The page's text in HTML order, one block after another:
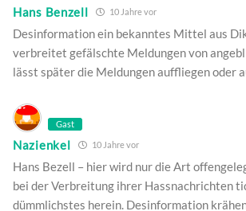
Hans Benzell 10 Jahre vor
Desinformation ein bekanntes Mittel aus
verbreitet gefälschte Meldungen von
lässt später die Meldungen auffliegen oder
Gast
Nazienkel 10 Jahre vor
Hans Bezell – hier wird nur die Art
bei der Verbreitung ihrer Hassnachrichten
dümmlichstes herein. Desinformation